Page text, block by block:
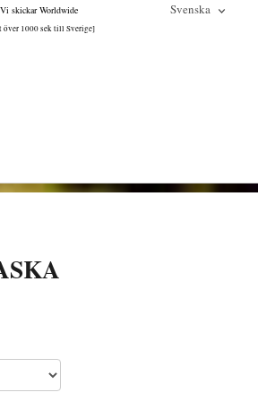
skickar Worldwide
1000 sek till Sverige]
Svenska